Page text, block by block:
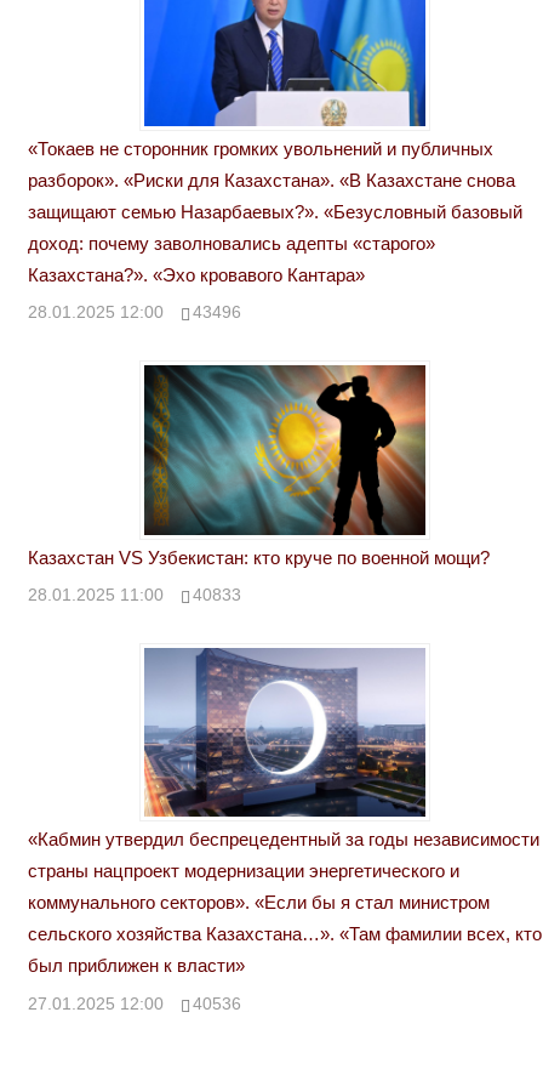
«Токаев не сторонник громких увольнений и публичных
разборок». «Риски для Казахстана». «В Казахстане снова
защищают семью Назарбаевых?». «Безусловный базовый
доход: почему заволновались адепты «старого»
Казахстана?». «Эхо кровавого Кантара»
28.01.2025 12:00 43496
Казахстан VS Узбекистан: кто круче по военной мощи?
28.01.2025 11:00 40833
«Кабмин утвердил беспрецедентный за годы независимости
страны нацпроект модернизации энергетического и
коммунального секторов». «Если бы я стал министром
сельского хозяйства Казахстана…». «Там фамилии всех, кто
был приближен к власти»
27.01.2025 12:00 40536